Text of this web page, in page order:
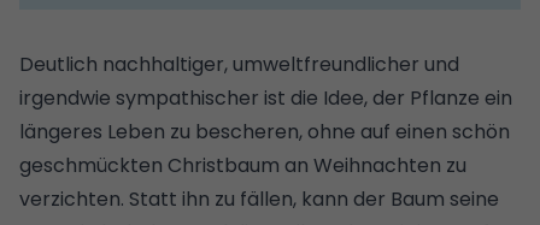
Deutlich nachhaltiger, umweltfreundlicher und
irgendwie sympathischer ist die Idee, der Pflanze ein
längeres Leben zu bescheren, ohne auf einen schön
geschmückten Christbaum an Weihnachten zu
verzichten. Statt ihn zu fällen, kann der Baum seine